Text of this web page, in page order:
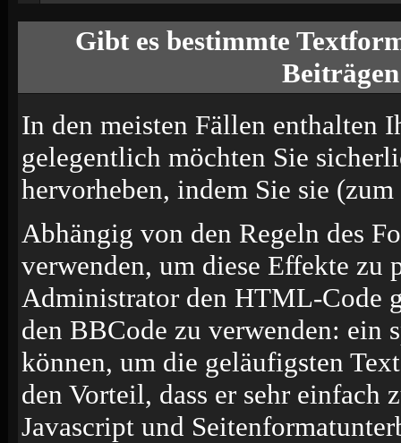
Gibt es bestimmte
In den meisten Fällen enthalten
gelegentlich möchten Sie
hervorheben, indem Sie sie
Abhängig von den Regeln des
verwenden, um diese Effekte zu
Administrator den HTML-Code
den BBCode zu verwenden: ein
können, um die geläufigsten
den Vorteil, dass er sehr
Javascript und